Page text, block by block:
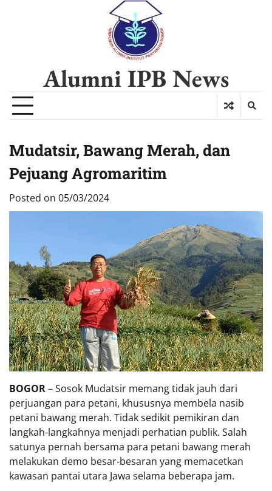
Alumni IPB News
Mudatsir, Bawang Merah, dan
Pejuang Agromaritim
Posted on 05/03/2024
BOGOR– Sosok Mudatsir memang tidak jauh dari
perjuangan para petani, khususnya membela nasib
petani bawang merah. Tidak sedikit pemikiran dan
langkah-langkahnya menjadi perhatian publik. Salah
satunya pernah bersama para petani bawang merah
melakukan demo besar-besaran yang memacetkan
kawasan pantai utara Jawa selama beberapa jam.